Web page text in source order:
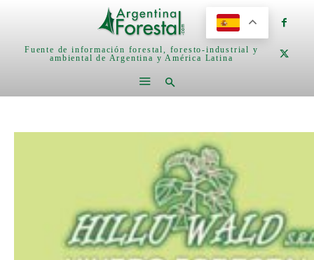
Fuente de información forestal, foresto-industrial y
ambiental de Argentina y América Latina